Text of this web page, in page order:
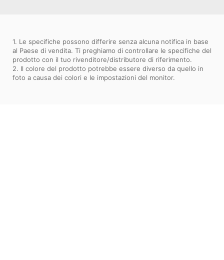
1. Le specifiche possono differire senza alcuna notifica in base
al Paese di vendita. Ti preghiamo di controllare le specifiche del
prodotto con il tuo rivenditore/distributore di riferimento.
2. Il colore del prodotto potrebbe essere diverso da quello in
foto a causa dei colori e le impostazioni del monitor.